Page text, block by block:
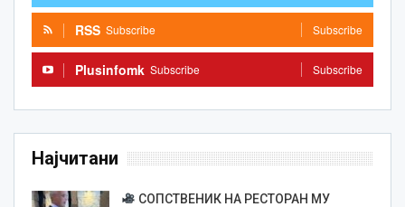
RSS Subscribe Subscribe
Plusinfomk Subscribe Subscribe
Најчитани
СОПСТВЕНИК НА РЕСТОРАН МУ